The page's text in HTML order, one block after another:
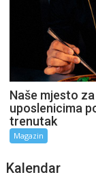
Naše mjesto
uposlenicima
trenutak
Magazin
Kalendar